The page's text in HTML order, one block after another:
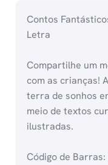
Contos
Letra
Compartilhe um
com as crianças!
terra de sonhos
meio de textos
ilustradas.
Código de